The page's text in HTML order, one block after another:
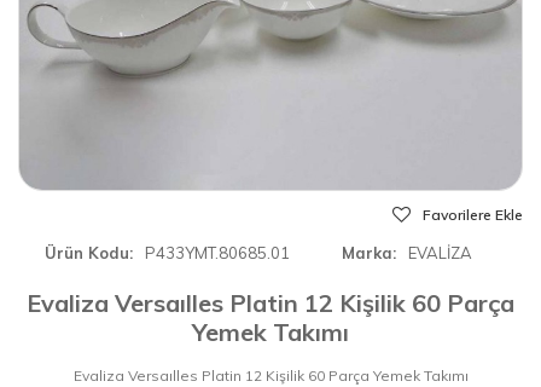
Favorilere Ekle
Ürün Kodu P433YMT.80685.01 Marka EVALİZA
Evaliza Versaılles Platin 12 Kişilik 60 Parça
Yemek Takımı
Evaliza Versaılles Platin 12 Kişilik 60 Parça Yemek Takımı